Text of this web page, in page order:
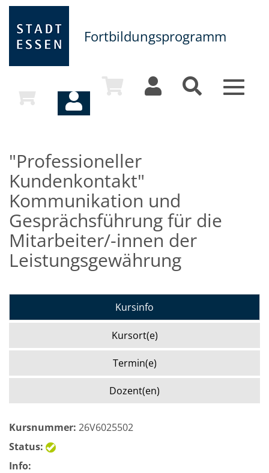
Fortbildungsprogramm
Toggle
"Professioneller
Kundenkontakt"
Kommunikation und
Gesprächsführung für die
Mitarbeiter/-innen der
Leistungsgewährung
Kursinfo
Kursort(e)
Termin(e)
Dozent(en)
Kursnummer: 26V6025502
Status:
Info: